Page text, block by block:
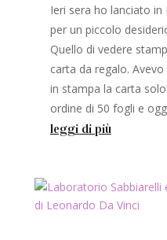
Ieri sera ho lanciato
per un piccolo
Quello di vedere
carta da regalo.
in stampa la carta
ordine di 50 fogli e
leggi di più